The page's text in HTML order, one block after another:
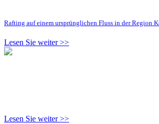
Rafting auf einem ursprünglichen Fluss in der Region
Lesen Sie weiter >>
Lesen Sie weiter >>